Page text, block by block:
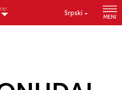
Srpski
MENI